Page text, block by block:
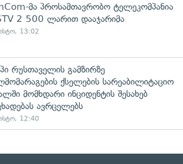
მა პროსამთავრობო ტელეკომპანია
2 500 ლარით დააჯარიმა
13:02
რუსთაველის გამზირზე
ქსელების სარეაბილიტაციო
მომხდარი ინციდენტის შესახებ
ავრცელებს
12:40